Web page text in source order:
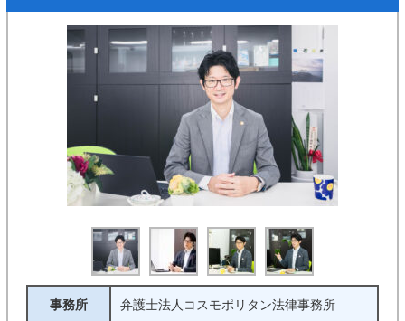
事務所 弁護士法人コスモポリタン法律事務所